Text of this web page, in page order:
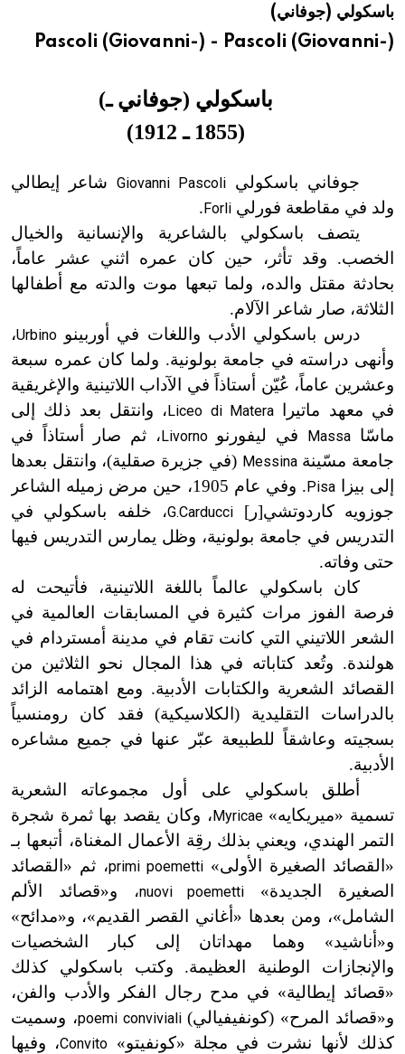
هيئة الموسوعة العربية تطلق موسوعات جديدة في عام 2026باسكولي (جوفاني)
Pascoli (Giovanni-) - Pascoli (Giovanni-)
باسكولي (جوفاني ـ)
(1855 ـ 1912 )
جوفاني باسكولي Giovanni Pascoliشاعر إيطالي
ولد في مقاطعة فورلي Forli
.
يتصف باسكولي بالشاعرية والإنسانية والخيال
الخصب. وقد تأثر، حين كان عمره اثني عشر عاماً،
بحادثة مقتل والده، ولما تبعها موت والدته مع أطفالها
الثلاثة، صار شاعر الآلام.
درس باسكولي الأدب واللغات في أوربينو Urbino،
وأنهى دراسته في جامعة بولونية. ولما كان عمره سبعة
وعشرين عاماً، عُيّن أستاذاً في الآداب اللاتينية والإغريقية
في معهد ماتيرا Liceo di Matera ، وانتقل بعد ذلك إلى
ماسّا Massa في ليفورنوLivorno ، ثم صار أستاذاً في
جامعة مسّينةMessina (في جزيرة صقلية)، وانتقل بعدها
إلى بيزا Pisa
. وفي عام 1905، حين مرض زميله الشاعر
جوزويه كاردوتشي[ر] G.Carducci، خلفه باسكولي في
التدريس في جامعة بولونية، وظل يمارس التدريس فيها
حتى وفاته.
كان باسكولي عالماً باللغة اللاتينية، فأتيحت له
فرصة الفوز مرات كثيرة في المسابقات العالمية في
الشعر اللاتيني التي كانت تقام في مدينة أمستردام في
هولندة. وتُعد كتاباته في هذا المجال نحو الثلاثين من
القصائد الشعرية والكتابات الأدبية. ومع اهتمامه الزائد
بالدراسات التقليدية (الكلاسيكية) فقد كان رومنسياً
بسجيته وعاشقاً للطبيعة عبّر عنها في جميع مشاعره
الأدبية.
أطلق باسكولي على أول مجموعاته الشعرية
تسمية «ميريكايه»Myricae ، وكان يقصد بها ثمرة شجرة
التمر الهندي، ويعني بذلك رقِة الأعمال المغناة، أتبعها بـ
«القصائد الصغيرة الأولى» primi poemetti، ثم «القصائد
الصغيرة الجديدة» nuovi poemetti، و«قصائد الألم
الشامل»، ومن بعدها «أغاني القصر القديم»، و«مدائح»
و« أناشيد» وهما مهداتان إلى كبار الشخصيات
والإنجازات الوطنية العظيمة. وكتب باسكولي كذلك
«قصائد إيطالية» في مدح رجال الفكر والأدب والفن،
و«قصائد المرح» (كونفيفيالي)poemi conviviali، وسميت
كذلك لأنها نشرت في مجلة «كونفيتو» Convito، وفيها